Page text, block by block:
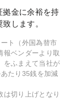
拠金に余裕を持
します。
ト（外国為替市
報ベンダーより取
をふまえて当社が
たり35銭を加減
は切り上げとなり